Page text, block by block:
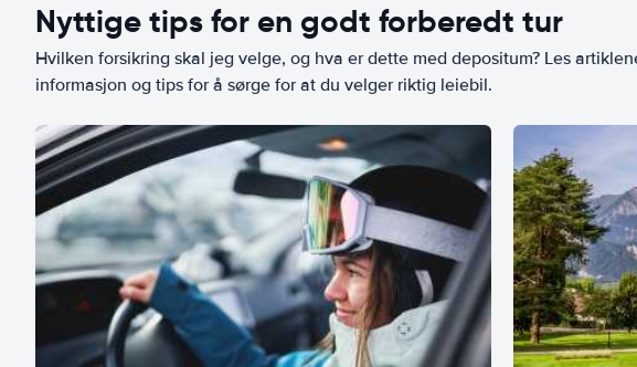
Nyttige tips for en godt forberedt tur
Hvilken forsikring skal jeg velge, og hva er dette med depositum? Les
informasjon og tips for å sørge for at du velger riktig leiebil.